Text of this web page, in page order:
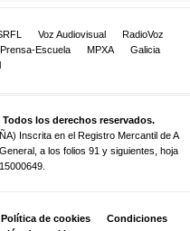
Voz Audiovisual
RadioVoz
Prensa-Escuela MPXA
Galicia
los derechos reservados.
Inscrita en el Registro Mercantil de A
a los folios 91 y siguientes, hoja
Política de cookies
Condiciones